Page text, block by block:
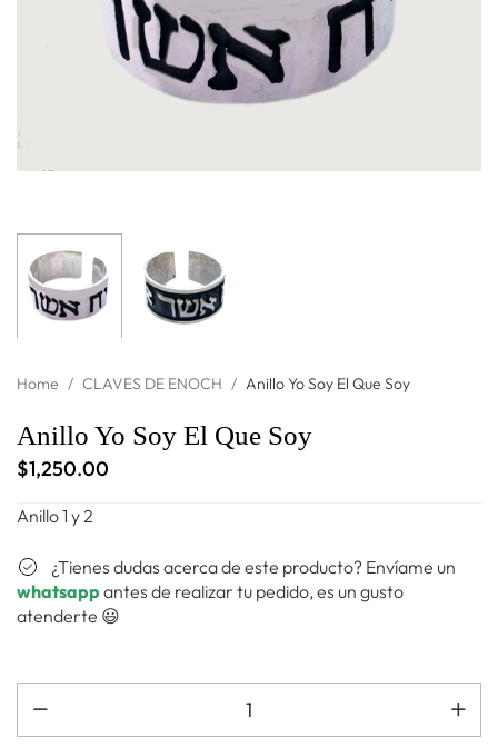
Home / CLAVES DE ENOCH / Anillo Yo Soy El Que Soy
Anillo Yo Soy El Que Soy
$1,250.00
Anillo 1 y 2
¿Tienes dudas acerca de este producto? Envíame un
whatsapp antes de realizar tu pedido, es un gusto
atenderte 😃